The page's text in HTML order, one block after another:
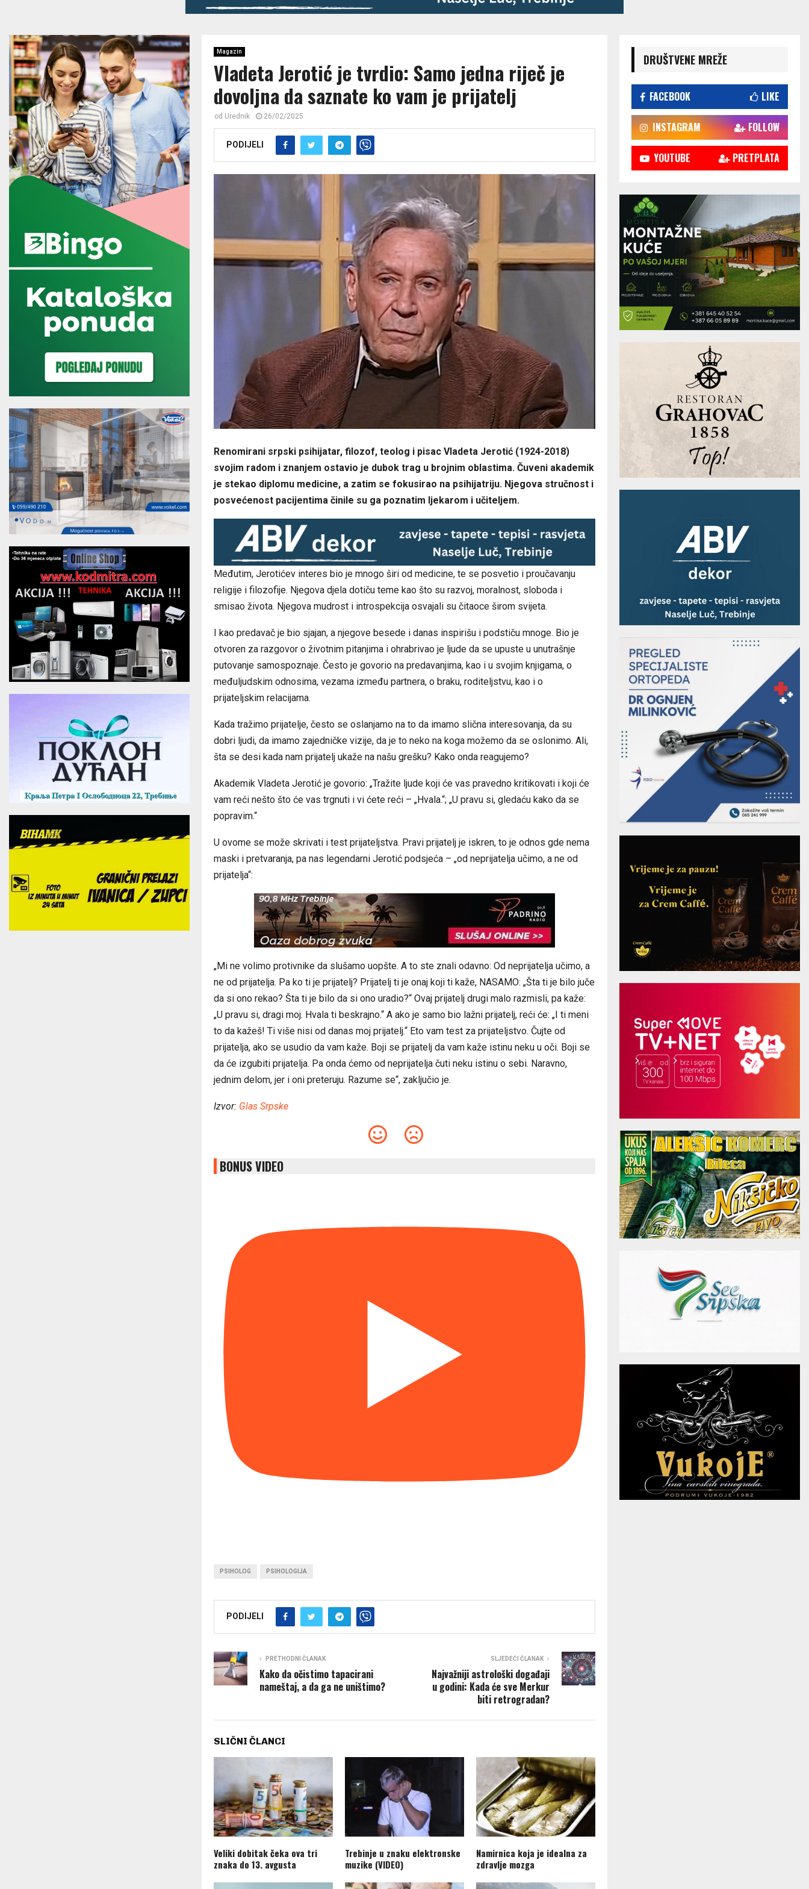
Magazin
Vladeta Jerotić je tvrdio: Samo jedna riječ je
dovoljna da saznate ko vam je prijatelj
od Urednik 26/02/2025
PODIJELI
Renomirani srpski psihijatar, filozof, teolog i pisac Vladeta Jerotić (1924-2018)
svojim radom i znanjem ostavio je dubok trag u brojnim oblastima. Čuveni akademik
je stekao diplomu medicine, a zatim se fokusirao na psihijatriju. Njegova stručnost i
posvećenost pacijentima činile su ga poznatim ljekarom i učiteljem.
Međutim, Jerotićev interes bio je mnogo širi od medicine, te se posvetio i proučavanju
religije i filozofije. Njegova djela dotiču teme kao što su razvoj, moralnost, sloboda i
smisao života. Njegova mudrost i introspekcija osvajali su čitaoce širom svijeta.
I kao predavač je bio sjajan, a njegove besede i danas inspirišu i podstiču mnoge. Bio je
otvoren za razgovor o životnim pitanjima i ohrabrivao je ljude da se upuste u unutrašnje
putovanje samospoznaje. Često je govorio na predavanjima, kao i u svojim knjigama, o
međuljudskim odnosima, vezama između partnera, o braku, roditeljstvu, kao i o
prijateljskim relacijama.
Kada tražimo prijatelje, često se oslanjamo na to da imamo slična interesovanja, da su
dobri ljudi, da imamo zajedničke vizije, da je to neko na koga možemo da se oslonimo. Ali,
šta se desi kada nam prijatelj ukaže na našu grešku? Kako onda reagujemo?
Akademik Vladeta Jerotić je govorio: „Tražite ljude koji će vas pravedno kritikovati i koji će
vam reći nešto što će vas trgnuti i vi ćete reći – „Hvala.“; „U pravu si, gledaću kako da se
popravim.“
U ovome se može skrivati i test prijateljstva. Pravi prijatelj je iskren, to je odnos gde nema
maski i pretvaranja, pa nas legendarni Jerotić podsjeća – „od neprijatelja učimo, a ne od
prijatelja“:
„Mi ne volimo protivnike da slušamo uopšte. A to ste znali odavno: Od neprijatelja učimo, a
ne od prijatelja. Pa ko ti je prijatelj? Prijatelj ti je onaj koji ti kaže, NASAMO: „Šta ti je bilo juče
da si ono rekao? Šta ti je bilo da si ono uradio?“ Ovaj prijatelj drugi malo razmisli, pa kaže:
„U pravu si, dragi moj. Hvala ti beskrajno.“ A ako je samo bio lažni prijatelj, reći će: „I ti meni
to da kažeš! Ti više nisi od danas moj prijatelj.“ Eto vam test za prijateljstvo. Čujte od
prijatelja, ako se usudio da vam kaže. Boji se prijatelj da vam kaže istinu neku u oči. Boji se
da će izgubiti prijatelja. Pa onda ćemo od neprijatelja čuti neku istinu o sebi. Naravno,
jednim delom, jer i oni preteruju. Razume se“, zaključio je.
Izvor: Glas Srpske
BONUS VIDEO
PSIHOLOG PSIHOLOGIJA
PODIJELI
PRETHODNI ČLANAK
Kako da očistimo tapacirani
nameštaj, a da ga ne uništimo?
SLJEDEĆI ČLANAK
Najvažniji astrološki događaji
u godini: Kada će sve Merkur
biti retrogradan?
SLIČNI ČLANCI
Veliki dobitak čeka ova tri
znaka do 13. avgusta
Trebinje u znaku elektronske
muzike (VIDEO)
Namirnica koja je idealna za
zdravlje mozga
DRUŠTVENE MREŽE
FACEBOOK LIKE
INSTAGRAM FOLLOW
YOUTUBE PRETPLATA